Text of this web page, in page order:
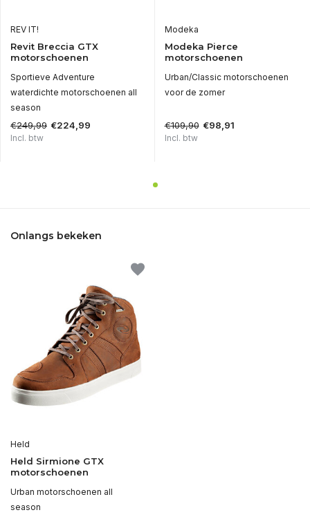
REV IT!
Revit Breccia GTX
motorschoenen
Sportieve Adventure
waterdichte motorschoenen all
season
€249,99 €224,99
Incl. btw
Modeka
Modeka Pierce
motorschoenen
Urban/Classic motorschoenen
voor de zomer
€109,90 €98,91
Incl. btw
Onlangs bekeken
Held
Held Sirmione GTX
motorschoenen
Urban motorschoenen all
season